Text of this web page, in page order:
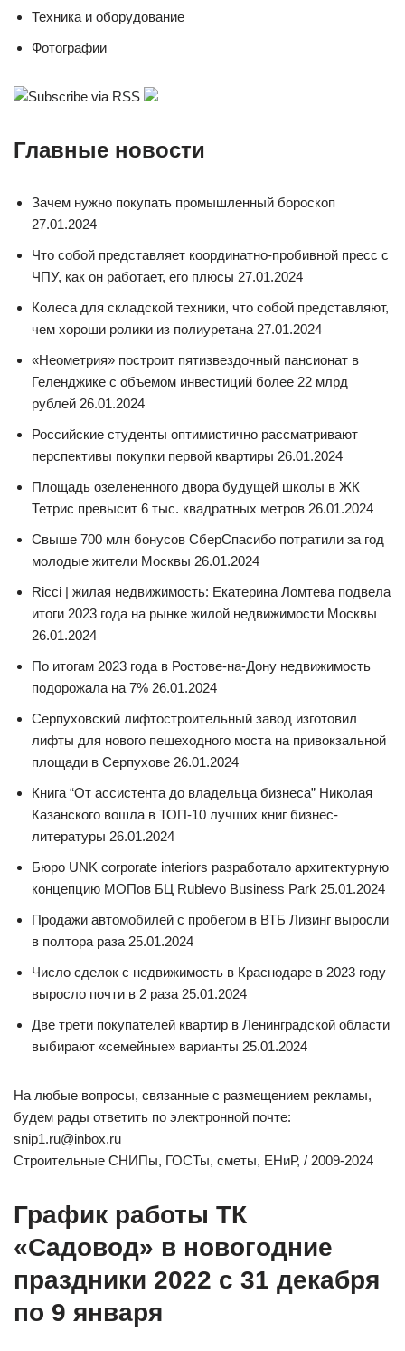
Техника и оборудование
Фотографии
Главные новости
Зачем нужно покупать промышленный бороскоп
27.01.2024
Что собой представляет координатно-пробивной пресс с
ЧПУ, как он работает, его плюсы 27.01.2024
Колеса для складской техники, что собой представляют,
чем хороши ролики из полиуретана 27.01.2024
«Неометрия» построит пятизвездочный пансионат в
Геленджике с объемом инвестиций более 22 млрд
рублей 26.01.2024
Российские студенты оптимистично рассматривают
перспективы покупки первой квартиры 26.01.2024
Площадь озелененного двора будущей школы в ЖК
Тетрис превысит 6 тыс. квадратных метров 26.01.2024
Свыше 700 млн бонусов СберСпасибо потратили за год
молодые жители Москвы 26.01.2024
Ricci | жилая недвижимость: Екатерина Ломтева подвела
итоги 2023 года на рынке жилой недвижимости Москвы
26.01.2024
По итогам 2023 года в Ростове-на-Дону недвижимость
подорожала на 7% 26.01.2024
Серпуховский лифтостроительный завод изготовил
лифты для нового пешеходного моста на привокзальной
площади в Серпухове 26.01.2024
Книга “От ассистента до владельца бизнеса” Николая
Казанского вошла в ТОП-10 лучших книг бизнес-
литературы 26.01.2024
Бюро UNK corporate interiors разработало архитектурную
концепцию МОПов БЦ Rublevo Business Park 25.01.2024
Продажи автомобилей с пробегом в ВТБ Лизинг выросли
в полтора раза 25.01.2024
Число сделок с недвижимость в Краснодаре в 2023 году
выросло почти в 2 раза 25.01.2024
Две трети покупателей квартир в Ленинградской области
выбирают «семейные» варианты 25.01.2024
На любые вопросы, связанные с размещением рекламы,
будем рады ответить по электронной почте:
snip1.ru@inbox.ru
Строительные СНИПы, ГОСТы, сметы, ЕНиР, / 2009-2024
График работы ТК
«Садовод» в новогодние
праздники 2022 с 31 декабря
по 9 января